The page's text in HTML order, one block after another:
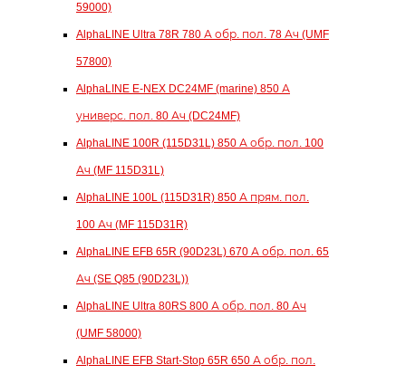
59000)
AlphaLINE Ultra 78R 780 А обр. пол. 78 Ач (UMF
57800)
AlphaLINE E-NEX DC24MF (marine) 850 А
универс. пол. 80 Ач (DC24MF)
AlphaLINE 100R (115D31L) 850 А обр. пол. 100
Ач (MF 115D31L)
AlphaLINE 100L (115D31R) 850 А прям. пол.
100 Ач (MF 115D31R)
AlphaLINE EFB 65R (90D23L) 670 А обр. пол. 65
Ач (SE Q85 (90D23L))
AlphaLINE Ultra 80RS 800 А обр. пол. 80 Ач
(UMF 58000)
AlphaLINE EFB Start-Stop 65R 650 А обр. пол.